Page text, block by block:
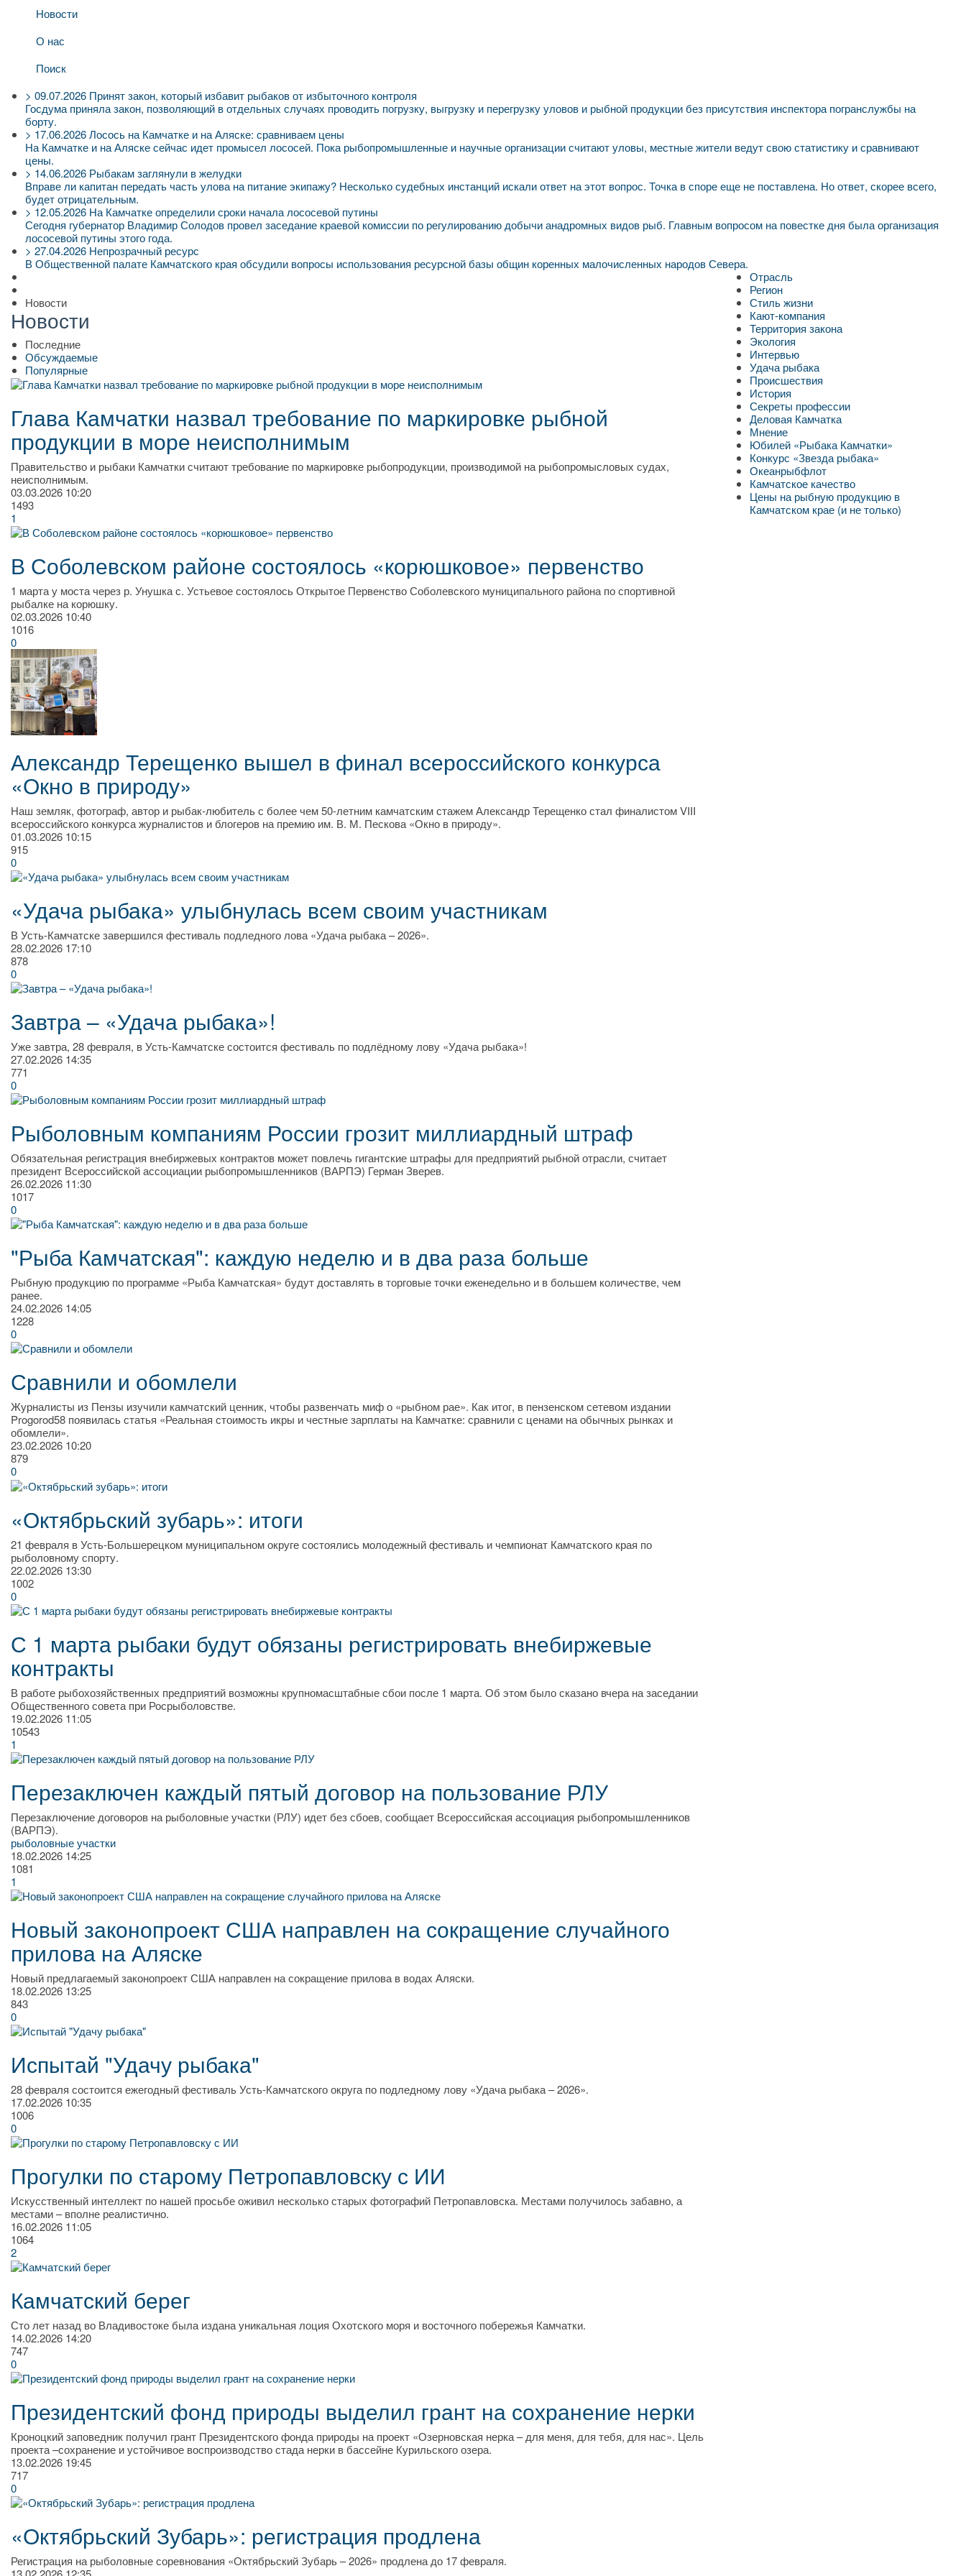
Новости
О нас
Поиск
> 09.07.2026 Принят закон, который избавит рыбаков от избыточного контроля
Госдума приняла закон, позволяющий в отдельных случаях проводить погрузку, выгрузку и перегрузку уловов и рыбной продукции без присутствия инспектора погранслужбы на
борту.
> 17.06.2026Лосось на Камчатке и на Аляске: сравниваем цены
На Камчатке и на Аляске сейчас идет промысел лососей. Пока рыбопромышленные и научные организации считают уловы, местные жители ведут свою статистику и сравнивают
цены.
> 14.06.2026 Рыбакам заглянули в желудки
Вправе ли капитан передать часть улова на питание экипажу? Несколько судебных инстанций искали ответ на этот вопрос. Точка в споре еще не поставлена. Но ответ, скорее всего,
будет отрицательным.
> 12.05.2026 На Камчатке определили сроки начала лососевой путины
Сегодня губернатор Владимир Солодов провел заседание краевой комиссии по регулированию добычи анадромных видов рыб. Главным вопросом на повестке дня была организация
лососевой путины этого года.
> 27.04.2026 Непрозрачный ресурс
В Общественной палате Камчатского края обсудили вопросы использования ресурсной базы общин коренных малочисленных народов Севера.
Новости
Новости
Последние
Обсуждаемые
Популярные
Глава Камчатки назвал требование по маркировке рыбной
продукции в море неисполнимым
Правительство и рыбаки Камчатки считают требование по маркировке рыбопродукции, производимой на рыбопромысловых судах,
неисполнимым.
03.03.2026 10:20
1493
1
В Соболевском районе состоялось «корюшковое» первенство
1 марта у моста через р. Унушка с. Устьевое состоялось Открытое Первенство Соболевского муниципального района по спортивной
рыбалке на корюшку.
02.03.2026 10:40
1016
0
Александр Терещенко вышел в финал всероссийского конкурса
«Окно в природу»
Наш земляк, фотограф, автор и рыбак‑любитель с более чем 50‑летним камчатским стажем Александр Терещенко стал финалистом VIII
всероссийского конкурса журналистов и блогеров на премию им. В. М. Пескова «Окно в природу».
01.03.2026 10:15
915
0
«Удача рыбака» улыбнулась всем своим участникам
В Усть-Камчатске завершился фестиваль подледного лова «Удача рыбака – 2026».
28.02.2026 17:10
878
0
Завтра – «Удача рыбака»!
Уже завтра, 28 февраля, в Усть-Камчатске состоится фестиваль по подлёдному лову «Удача рыбака»!
27.02.2026 14:35
771
0
Рыболовным компаниям России грозит миллиардный штраф
Обязательная регистрация внебиржевых контрактов может повлечь гигантские штрафы для предприятий рыбной отрасли, считает
президент Всероссийской ассоциации рыбопромышленников (ВАРПЭ) Герман Зверев.
26.02.2026 11:30
1017
0
"Рыба Камчатская": каждую неделю и в два раза больше
Рыбную продукцию по программе «Рыба Камчатская» будут доставлять в торговые точки еженедельно и в большем количестве, чем
ранее.
24.02.2026 14:05
1228
0
Сравнили и обомлели
Журналисты из Пензы изучили камчатский ценник, чтобы развенчать миф о «рыбном рае». Как итог, в пензенском сетевом издании
Progorod58 появилась статья «Реальная стоимость икры и честные зарплаты на Камчатке: сравнили с ценами на обычных рынках и
обомлели».
23.02.2026 10:20
879
0
«Октябрьский зубарь»: итоги
21 февраля в Усть-Большерецком муниципальном округе состоялись молодежный фестиваль и чемпионат Камчатского края по
рыболовному спорту.
22.02.2026 13:30
1002
0
С 1 марта рыбаки будут обязаны регистрировать внебиржевые
контракты
​В работе рыбохозяйственных предприятий возможны крупномасштабные сбои после 1 марта. Об этом было сказано вчера на заседании
Общественного совета при Росрыболовстве.
19.02.2026 11:05
10543
1
Перезаключен каждый пятый договор на пользование РЛУ
Перезаключение договоров на рыболовные участки (РЛУ) идет без сбоев, сообщает Всероссийская ассоциация рыбопромышленников
(ВАРПЭ).
рыболовные участки
18.02.2026 14:25
1081
1
Новый законопроект США направлен на сокращение случайного
прилова на Аляске
Новый предлагаемый законопроект США направлен на сокращение прилова в водах Аляски.
18.02.2026 13:25
843
0
Испытай "Удачу рыбака"
28 февраля состоится ежегодный фестиваль Усть-Камчатского округа по подледному лову «Удача рыбака – 2026».
17.02.2026 10:35
1006
0
Прогулки по старому Петропавловску с ИИ
Искусственный интеллект по нашей просьбе оживил несколько старых фотографий Петропавловска. Местами получилось забавно, а
местами – вполне реалистично.
16.02.2026 11:05
1064
2
Камчатский берег
Сто лет назад во Владивостоке была издана уникальная лоция Охотского моря и восточного побережья Камчатки.
14.02.2026 14:20
747
0
Президентский фонд природы выделил грант на сохранение нерки
Кроноцкий заповедник получил грант Президентского фонда природы на проект «Озерновская нерка – для меня, для тебя, для нас». Цель
проекта –сохранение и устойчивое воспроизводство стада нерки в бассейне Курильского озера.
13.02.2026 19:45
717
0
«Октябрьский Зубарь»: регистрация продлена
​Регистрация на рыболовные соревнования «Октябрьский Зубарь – 2026» продлена до 17 февраля.
Отрасль
Регион
Стиль жизни
Кают-компания
Территория закона
Экология
Интервью
Удача рыбака
Происшествия
История
Секреты профессии
Деловая Камчатка
Мнение
Юбилей «Рыбака Камчатки»
Конкурс «Звезда рыбака»
Океанрыбфлот
Камчатское качество
Цены на рыбную продукцию в
Камчатском крае (и не только)